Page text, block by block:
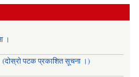
।
पटक प्रकाशित सूचना ।)